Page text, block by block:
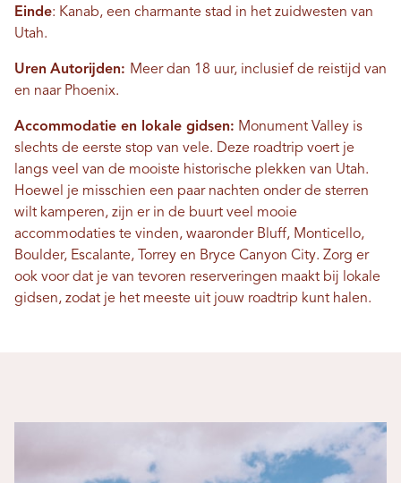
Einde: Kanab, een charmante stad in het zuidwesten van
Utah.
Uren Autorijden: Meer dan 18 uur, inclusief de reistijd van
en naar Phoenix.
Accommodatie en lokale gidsen: Monument Valley is
slechts de eerste stop van vele. Deze roadtrip voert je
langs veel van de mooiste historische plekken van Utah.
Hoewel je misschien een paar nachten onder de sterren
wilt kamperen, zijn er in de buurt veel mooie
accommodaties te vinden, waaronder Bluff, Monticello,
Boulder, Escalante, Torrey en Bryce Canyon City. Zorg er
ook voor dat je van tevoren reserveringen maakt bij lokale
gidsen, zodat je het meeste uit jouw roadtrip kunt halen.